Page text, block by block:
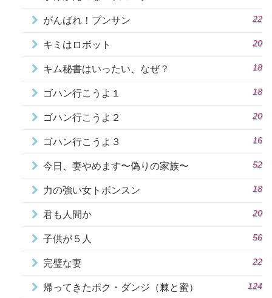
がんばれ！プンサン 22
キミはロボット 20
キム秘書はいったい、なぜ？ 18
ゴハン行こうよ１ 18
ゴハン行こうよ２ 20
ゴハン行こうよ３ 16
今日、妻やめます〜偽りの家族〜 52
力の強い女トボンスン 18
君も人間か 20
子供が５人 56
完璧な妻 22
帰ってきたポク・ダンジ（棘と蜜） 124